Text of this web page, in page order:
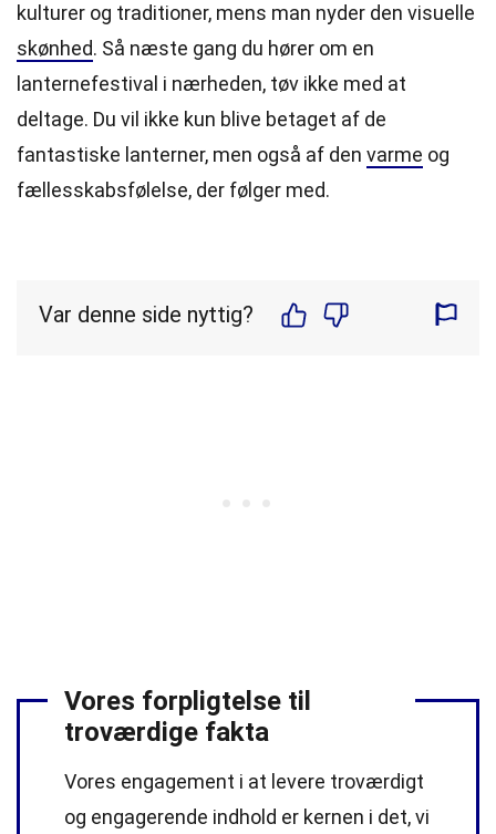
kulturer og traditioner, mens man nyder den visuelle
skønhed. Så næste gang du hører om en
lanternefestival i nærheden, tøv ikke med at
deltage. Du vil ikke kun blive betaget af de
fantastiske lanterner, men også af den varme og
fællesskabsfølelse, der følger med.
Var denne side nyttig?
Vores forpligtelse til
troværdige fakta
Vores engagement i at levere troværdigt
og engagerende indhold er kernen i det, vi